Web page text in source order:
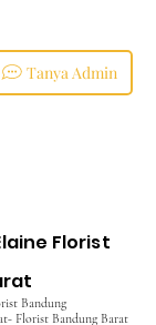
Tanya Admin
Florist
Bandung
Florist Bandung Barat